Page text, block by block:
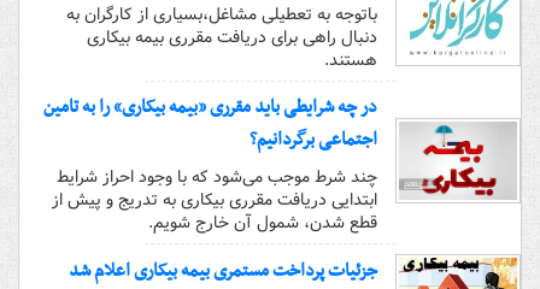
باتوجه به تعطیلی مشاغل،بسیاری از کارگران به
دنبال راهی برای دریافت مقرری بیمه بیکاری
هستند.
در چه شرایطی باید مقرری «بیمه بیکاری» را به تامین
اجتماعی برگردانیم؟
چند شرط موجب می‌شود که با وجود احراز شرایط
ابتدایی دریافت مقرری بیکاری به تدریج و پیش از
قطع شدن، شمول آن خارج شویم.
جزئیات پرداخت مستمری بیمه بیکاری اعلام شد